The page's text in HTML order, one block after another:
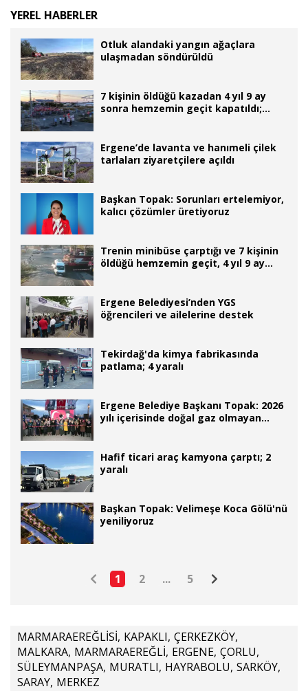
YEREL HABERLER
Otluk alandaki yangın ağaçlara
ulaşmadan söndürüldü
7 kişinin öldüğü kazadan 4 yıl 9 ay
sonra hemzemin geçit kapatıldı;
Ergene’de lavanta ve hanımeli çilek
tarlaları ziyaretçilere açıldı
Başkan Topak: Sorunları ertelemiyor,
kalıcı çözümler üretiyoruz
Trenin minibüse çarptığı ve 7 kişinin
öldüğü hemzemin geçit, 4 yıl 9 ay
Ergene Belediyesi’nden YGS
öğrencileri ve ailelerine destek
Tekirdağ'da kimya fabrikasında
patlama; 4 yaralı
Ergene Belediye Başkanı Topak: 2026
yılı içerisinde doğal gaz olmayan
Hafif ticari araç kamyona çarptı; 2
yaralı
Başkan Topak: Velimeşe Koca Gölü'nü
yeniliyoruz
1 2 ... 5
MARMARAEREĞLİSİ, KAPAKLI, ÇERKEZKÖY,
MALKARA, MARMARAEREĞLİ, ERGENE, ÇORLU,
SÜLEYMANPAŞA, MURATLI, HAYRABOLU, SARKÖY,
SARAY, MERKEZ